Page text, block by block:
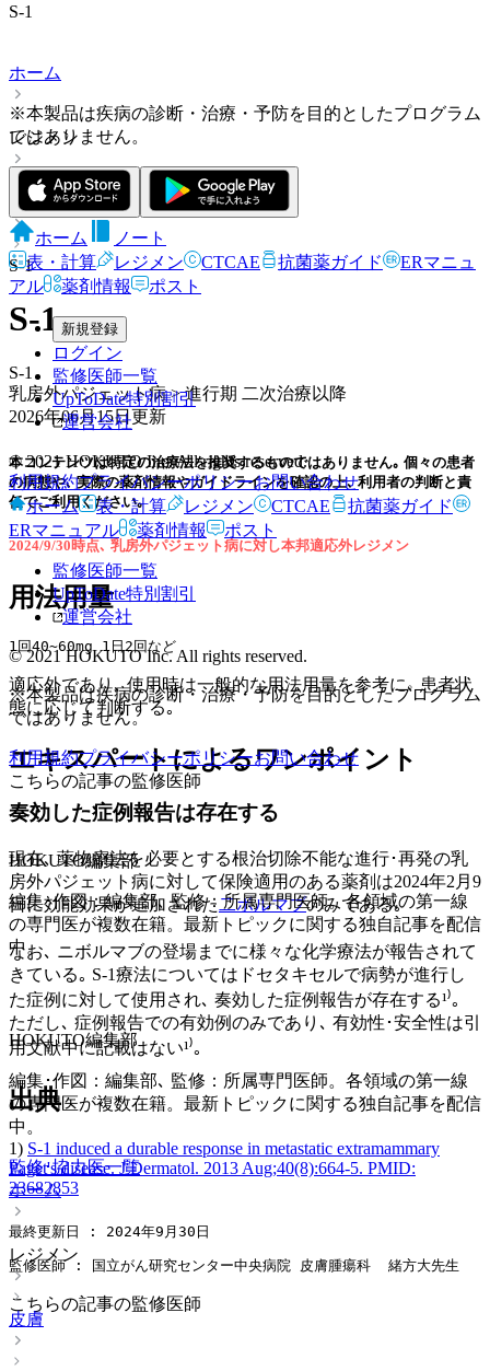
S-1
※本製品は疾病の診断・治療・予防を目的としたプログラム
ではありません。
ホーム
ノート
表・計算
レジメン CTCAE 抗菌薬ガイド
ERマニュ
アル
薬剤情報 ポスト
新規登録
ログイン
監修医師一覧
UpToDate特別割引
運営会社
© 2021 HOKUTO Inc. All rights reserved.
利用規約プライバシーポリシーお問い合わせ
ホーム
表・計算 レジメン CTCAE
抗菌薬ガイド
ERマニュアル
薬剤情報 ポスト
監修医師一覧
UpToDate特別割引
運営会社
© 2021 HOKUTO Inc. All rights reserved.
※本製品は疾病の診断・治療・予防を目的としたプログラム
ではありません。
利用規約プライバシーポリシーお問い合わせ
こちらの記事の監修医師
HOKUTO編集部
編集･作図：編集部､ 監修：所属専門医師。各領域の第一線
の専門医が複数在籍。最新トピックに関する独自記事を配信
中。
HOKUTO編集部
編集･作図：編集部､ 監修：所属専門医師。各領域の第一線
の専門医が複数在籍。最新トピックに関する独自記事を配信
中。
監修･協力医一覧
ホーム
レジメン
皮膚
ホーム
レジメン
皮膚
S-1
S-1
S-1
乳房外パジェット病 > 進行期 二次治療以降
2026年06月15日更新
本コンテンツは特定の治療法を推奨するものではありません｡ 個々の患者
の病態や､ 実際の薬剤情報やガイドラインを確認の上､ 利用者の判断と責
任でご利用ください｡
2024/9/30時点､ 乳房外パジェット病に対し本邦適応外レジメン
用法用量
1回40~60mg 1日2回など
適応外であり､ 使用時は一般的な用法用量を参考に､ 患者状
態に応じて判断する｡
エキスパートによるワンポイント
奏効した症例報告は存在する
現在､ 薬物療法を必要とする根治切除不能な進行･再発の乳
房外パジェット病に対して保険適用のある薬剤は2024年2月9
日に効能効果が追加された 二ボルマブのみである｡
なお､ ニボルマブの登場までに様々な化学療法が報告されて
きている｡ S-1療法についてはドセタキセルで病勢が進行し
た症例に対して使用され､ 奏効した症例報告が存在する¹⁾｡
ただし､ 症例報告での有効例のみであり､ 有効性･安全性は引
用文献中に記載はない¹⁾｡
出典
1) S-1 induced a durable response in metastatic extramammary
Paget's disease. J Dermatol. 2013 Aug;40(8):664-5. PMID:
23682853
最終更新日 : 2024年9月30日
監修医師 : 国立がん研究センター中央病院 皮膚腫瘍科  緒方大先生
こちらの記事の監修医師